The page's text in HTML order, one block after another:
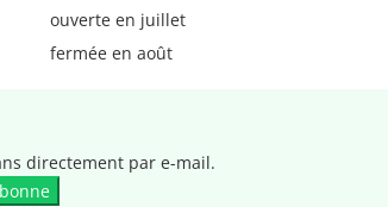
ouverte en juillet
fermée en août
directement par e-mail.